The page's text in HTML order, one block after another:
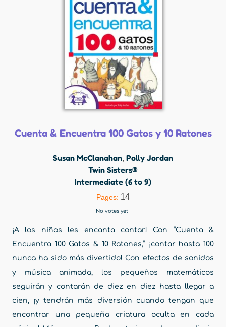
Cuenta & Encuentra 100 Gatos y 10 Ratones
Susan McClanahan, Polly Jordan
Twin Sisters®
Intermediate (6 to 9)
Pages: 14
No votes yet
¡A los niños les encanta contar! Con “Cuenta &
Encuentra 100 Gatos & 10 Ratones,” ¡contar hasta 100
nunca ha sido más divertido! Con efectos de sonidos
y música animada, los pequeños matemáticos
seguirán y contarán de diez en diez hasta llegar a
cien, ¡y tendrán más diversión cuando tengan que
encontrar una pequeña criatura oculta en cada